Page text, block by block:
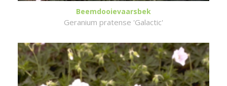
Beemdooievaarsbek
Geranium pratense 'Galactic'